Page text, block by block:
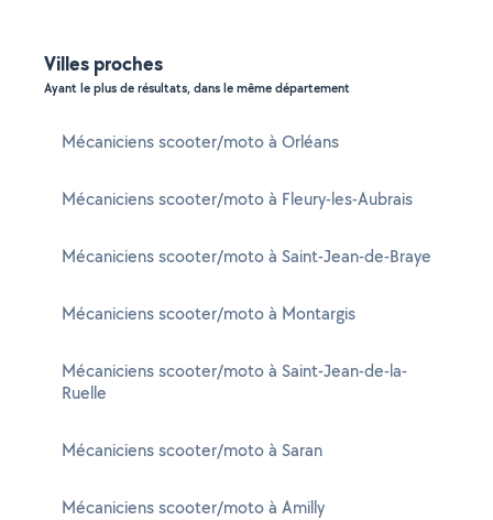
Villes proches
Ayant le plus de résultats, dans le même département
Mécaniciens scooter/moto à Orléans
Mécaniciens scooter/moto à Fleury-les-Aubrais
Mécaniciens scooter/moto à Saint-Jean-de-Braye
Mécaniciens scooter/moto à Montargis
Mécaniciens scooter/moto à Saint-Jean-de-la-
Ruelle
Mécaniciens scooter/moto à Saran
Mécaniciens scooter/moto à Amilly